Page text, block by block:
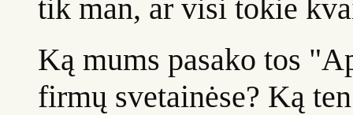
tik man, ar visi tokie
Ką mums pasako tos
firmų svetainėse? Ką